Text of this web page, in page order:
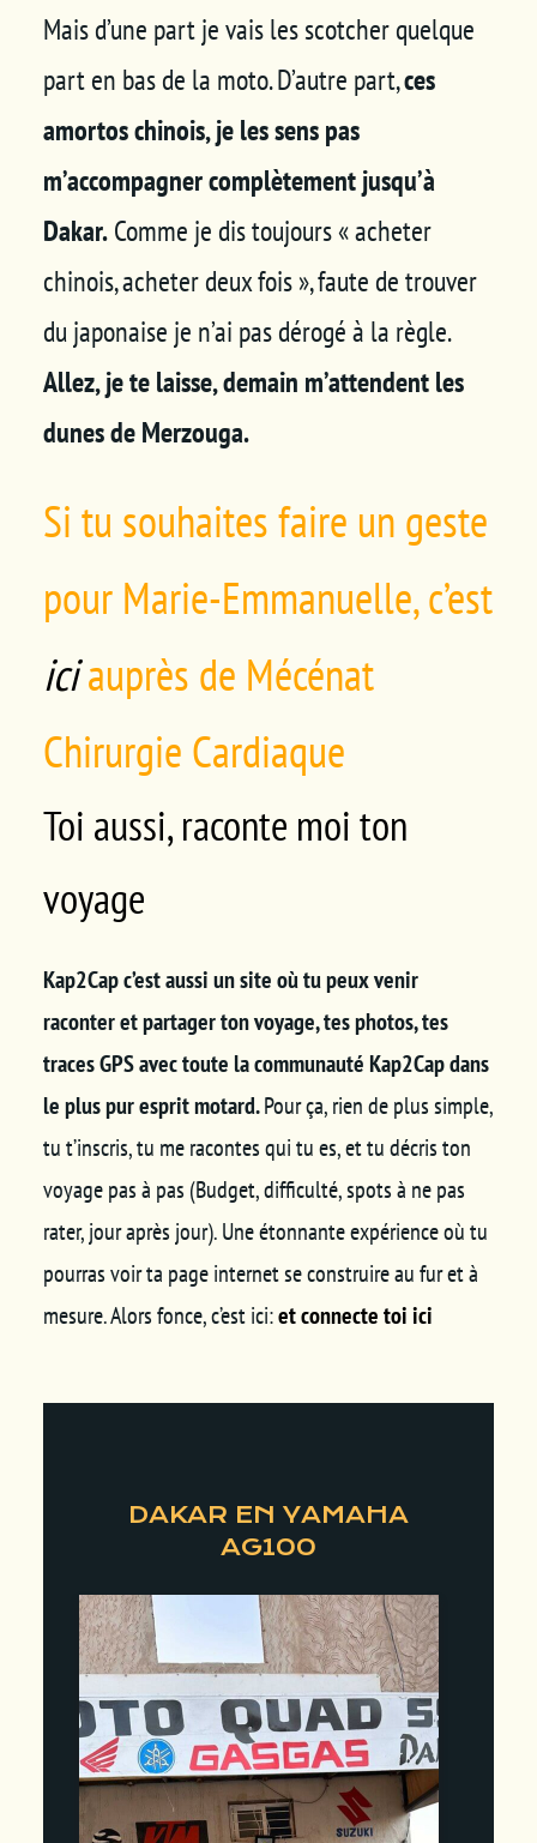
Mais d’une part je vais les scotcher quelque
part en bas de la moto. D’autre part,ces
amortos chinois, je les sens pas
m’accompagner complètement jusqu’à
Dakar.Comme je dis toujours « acheter
chinois, acheter deux fois », faute de trouver
du japonaise je n’ai pas dérogé à la règle.
Allez, je te laisse, demain m’attendent les
dunes de Merzouga.
Si tu souhaites faire un geste
pour Marie-Emmanuelle, c’est
iciauprès de Mécénat
Chirurgie Cardiaque
Toi aussi, raconte moi ton
voyage
Kap2Cap c’est aussi un site où tu peux venir
raconter et partager ton voyage, tes photos, tes
traces GPS avec toute la communauté Kap2Cap dans
le plus pur esprit motard.Pour ça, rien de plus simple,
tu t’inscris, tu me racontes qui tu es, et tu décris ton
voyage pas à pas (Budget, difficulté, spots à ne pas
rater, jour après jour). Une étonnante expérience où tu
pourras voir ta page internet se construire au fur et à
mesure. Alors fonce, c’est ici:et connecte toi ici
DAKAR EN YAMAHA
AG100